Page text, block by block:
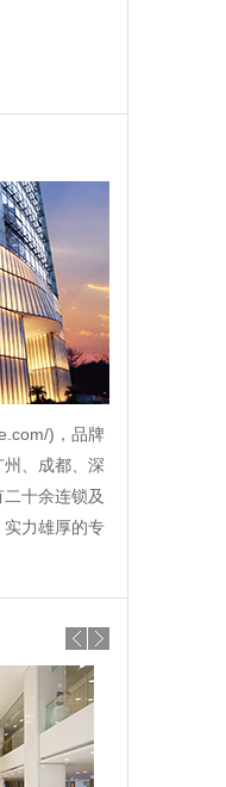
)，品牌
、成都、深
十余连锁及
力雄厚的专